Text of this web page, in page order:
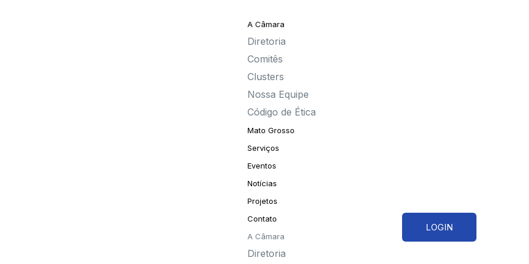
A Câmara
Diretoria
Comitês
Clusters
Nossa Equipe
Código de Ética
Mato Grosso
Serviços
Eventos
Notícias
Projetos
Contato
A Câmara
Diretoria
LOGIN